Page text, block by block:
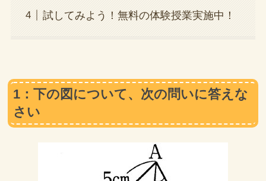
試してみよう！無料の体験授業実施中！
1：下の図について、次の問いに答えな
さい